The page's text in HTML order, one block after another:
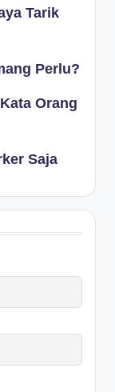
Tarik
Perlu?
Orang
Saja